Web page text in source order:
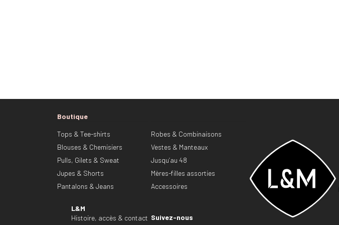
Boutique
Tops & Tee-shirts
Blouses & Chemisiers
Pulls, Gilets & Sweat
Jupes & Shorts
Pantalons & Jeans
L&M
Histoire, accès & contact
Robes & Combinaisons
Vestes & Manteaux
Jusqu’au 48
Mères-filles assorties
Accessoires
Suivez-nous